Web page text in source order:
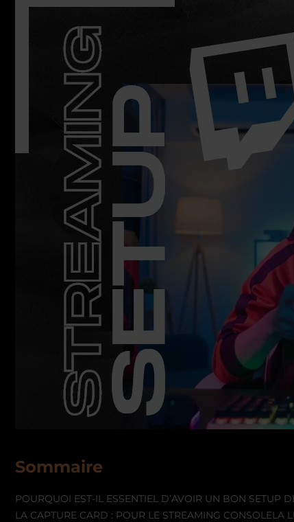
Sommaire
POURQUOI EST-IL ESSENTIEL D’AVOIR UN BON SETUP
LA CAPTURE CARD : POUR LE STREAMING CONSOLELA